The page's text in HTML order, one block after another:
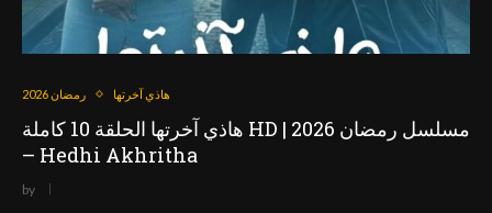
رمضان 2026 هاذي آخرتها
هاذي آخرتها الحلقة 10 كاملة HD | مسلسل رمضان 2026
– Hedhi Akhritha
by